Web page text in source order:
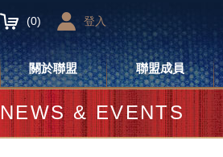
(0) 登入
關於聯盟 聯盟成員
NEWS & EVENTS